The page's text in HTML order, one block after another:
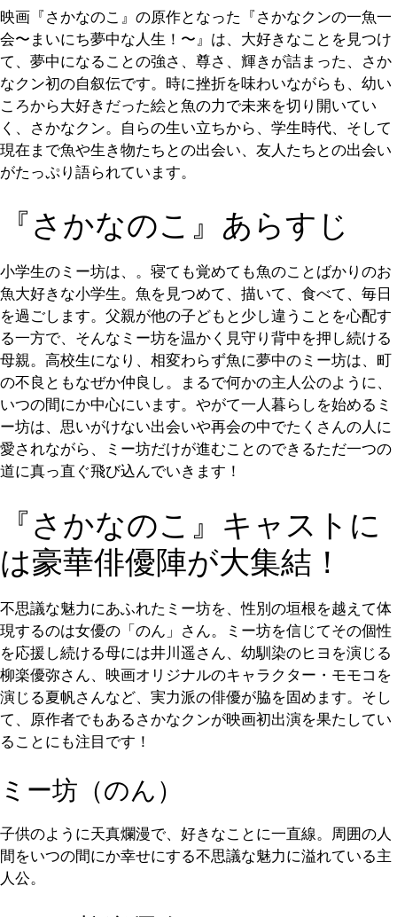
映画『さかなのこ』の原作となった『さかなクンの一魚一
会〜まいにち夢中な人生！〜』は、大好きなことを見つけ
て、夢中になることの強さ、尊さ、輝きが詰まった、さか
なクン初の自叙伝です。時に挫折を味わいながらも、幼い
ころから大好きだった絵と魚の力で未来を切り開いてい
く、さかなクン。自らの生い立ちから、学生時代、そして
現在まで魚や生き物たちとの出会い、友人たちとの出会い
がたっぷり語られています。
『さかなのこ』あらすじ
小学生のミー坊は、。寝ても覚めても魚のことばかりのお
魚大好きな小学生。魚を見つめて、描いて、食べて、毎日
を過ごします。父親が他の子どもと少し違うことを心配す
る一方で、そんなミー坊を温かく見守り背中を押し続ける
母親。高校生になり、相変わらず魚に夢中のミー坊は、町
の不良ともなぜか仲良し。まるで何かの主人公のように、
いつの間にか中心にいます。やがて一人暮らしを始めるミ
ー坊は、思いがけない出会いや再会の中でたくさんの人に
愛されながら、ミー坊だけが進むことのできるただ一つの
道に真っ直ぐ飛び込んでいきます！
『さかなのこ』キャストに
は豪華俳優陣が大集結！
不思議な魅力にあふれたミー坊を、性別の垣根を越えて体
現するのは女優の「のん」さん。ミー坊を信じてその個性
を応援し続ける母には井川遥さん、幼馴染のヒヨを演じる
柳楽優弥さん、映画オリジナルのキャラクター・モモコを
演じる夏帆さんなど、実力派の俳優が脇を固めます。そし
て、原作者でもあるさかなクンが映画初出演を果たしてい
ることにも注目です！
ミー坊（のん）
子供のように天真爛漫で、好きなことに一直線。周囲の人
間をいつの間にか幸せにする不思議な魅力に溢れている主
人公。